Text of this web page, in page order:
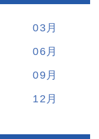
03
06
09
12